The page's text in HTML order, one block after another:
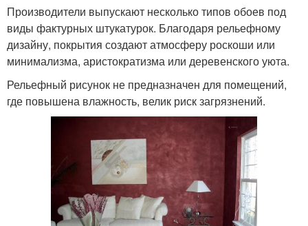
Производители выпускают несколько типов обоев под
виды фактурных штукатурок. Благодаря рельефному
дизайну, покрытия создают атмосферу роскоши или
минимализма, аристократизма или деревенского уюта.
Рельефный рисунок не предназначен для помещений,
где повышена влажность, велик риск загрязнений.